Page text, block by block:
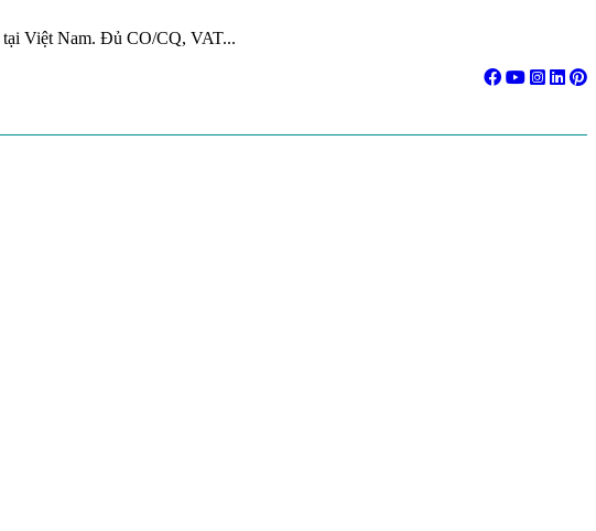
tại Việt Nam. Đủ CO/CQ, VAT...